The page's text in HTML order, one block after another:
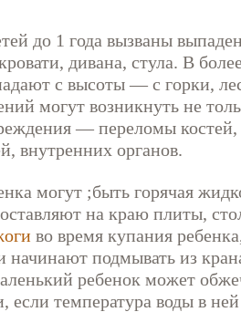
до 1 года вызваны
дивана, стула. В
с высоты — с горки,
могут возникнуть не
— переломы костей,
внутренних органов.
могут ;быть горячая
на краю плиты,
во время купания
начинают подмывать из
ребенок может
если температура воды в